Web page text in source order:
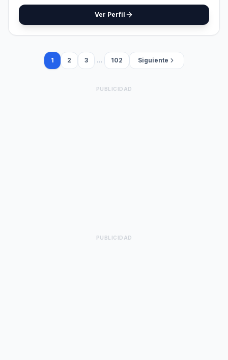
Ver Perfil
1 2 3 … 102 Siguiente
PUBLICIDAD
PUBLICIDAD